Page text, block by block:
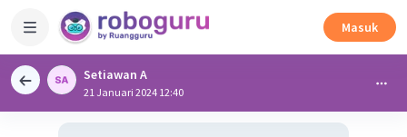
Masuk
Setiawan A
21 Januari 2024 12:40